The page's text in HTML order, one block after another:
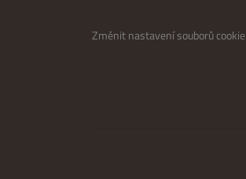
Změnit nastavení souborů cookie